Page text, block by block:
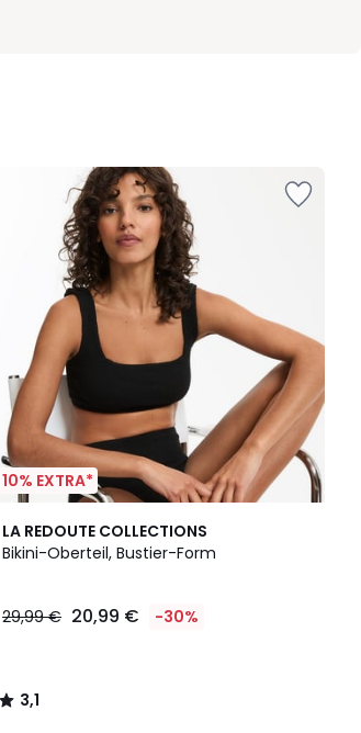
10% EXTRA*
LA REDOUTE COLLECTIONS
Bikini-Oberteil, Bustier-Form
29,99 € 20,99 € -30%
3,1
/
3,1
/